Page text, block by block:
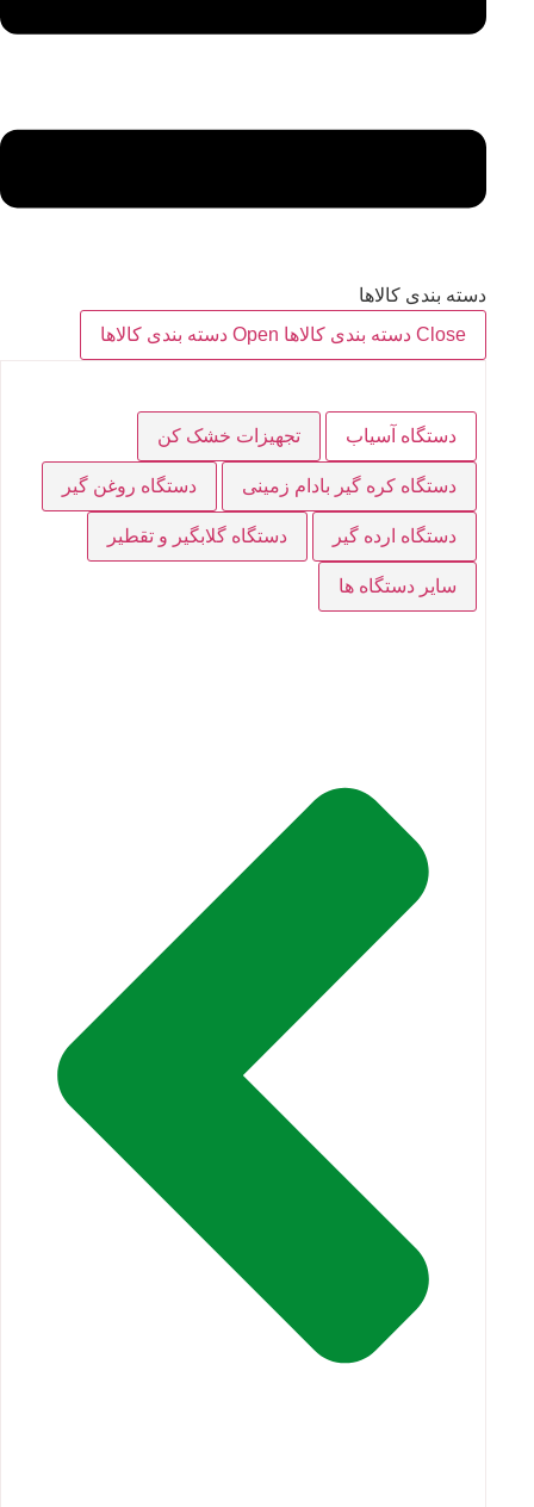
دسته بندی کالاها
Close دسته بندی کالاها
Open دسته بندی کالاها
دستگاه آسیاب تجهیزات خشک کن
دستگاه کره گیر بادام زمینی دستگاه روغن گیر
دستگاه ارده گیر دستگاه گلابگیر و تقطیر
سایر دستگاه ها